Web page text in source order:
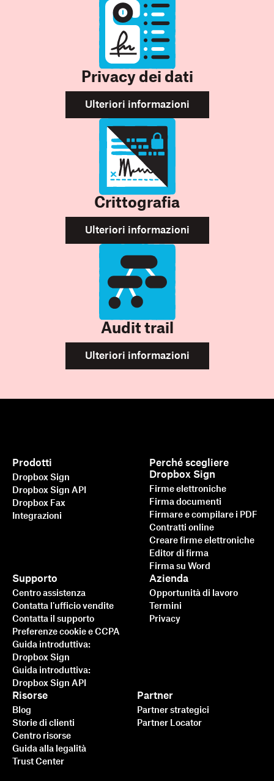
Privacy dei dati
Ulteriori informazioni
Crittografia
Ulteriori informazioni
Audit trail
Ulteriori informazioni
Prodotti
Dropbox Sign
Dropbox Sign API
Dropbox Fax
Integrazioni
Perché scegliere
Dropbox Sign
Firme elettroniche
Firma documenti
Firmare e compilare i PDF
Contratti online
Creare firme elettroniche
Editor di firma
Firma su Word
Supporto
Centro assistenza
Contatta l'ufficio vendite
Contatta il supporto
Preferenze cookie e CCPA
Guida introduttiva:
Dropbox Sign
Guida introduttiva:
Dropbox Sign API
Risorse
Blog
Storie di clienti
Centro risorse
Guida alla legalità
Trust Center
Partner
Partner strategici
Partner Locator
Azienda
Opportunità di lavoro
Termini
Privacy